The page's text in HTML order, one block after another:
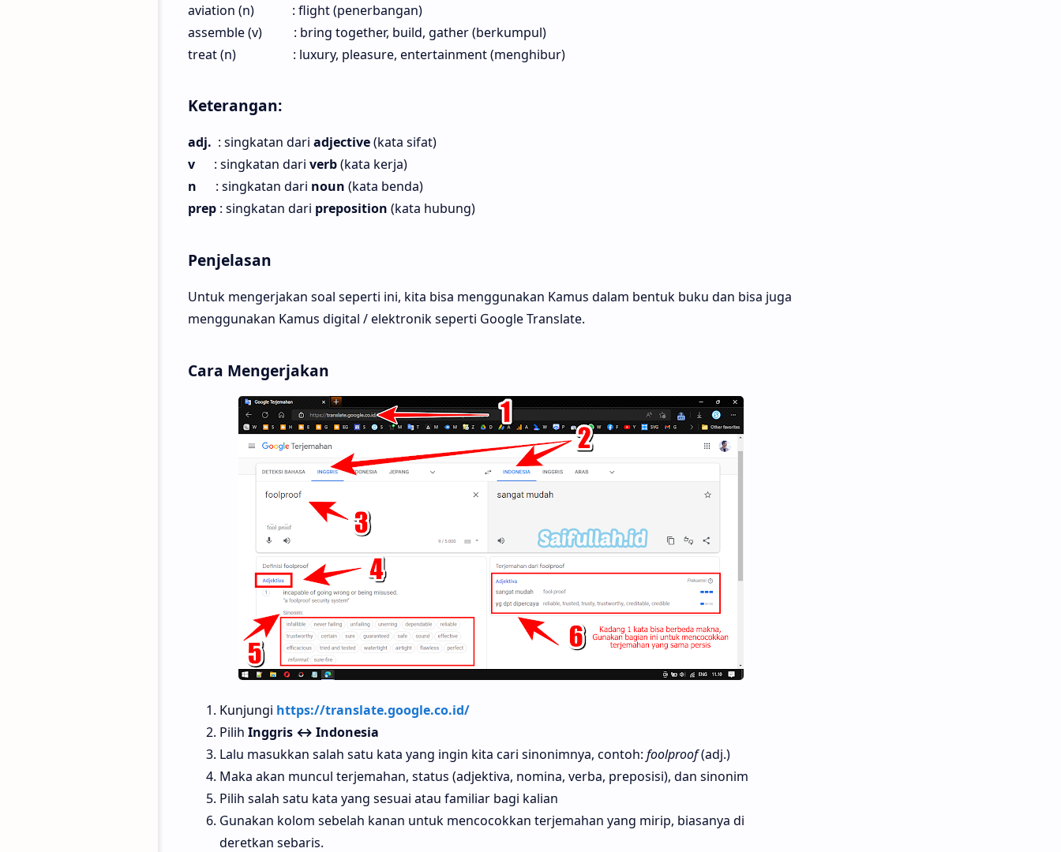
aviation (n)
: flight (penerbangan)
assemble (v)
: bring together, build, gather (berkumpul)
treat (n)
: luxury, pleasure, entertainment (menghibur)
Keterangan:
adj. : singkatan dari adjective(kata sifat)
v
: singkatan dari verb(kata kerja)
n
: singkatan dari noun (kata benda)
prep: singkatan dari preposition (kata hubung)
Penjelasan
Untuk mengerjakan soal seperti ini, kita bisa menggunakan Kamus dalam bentuk buku dan bisa juga
menggunakan Kamus digital / elektronik seperti Google Translate.
Cara Mengerjakan
Kunjungi https://translate.google.co.id/
Pilih Inggris ↔ Indonesia
Lalu masukkan salah satu kata yang ingin kita cari sinonimnya, contoh: foolproof(adj.)
Maka akan muncul terjemahan, status (adjektiva, nomina, verba, preposisi), dan sinonim
Pilih salah satu kata yang sesuai atau familiar bagi kalian
Gunakan kolom sebelah kanan untuk mencocokkan terjemahan yang mirip, biasanya di
deretkan sebaris.